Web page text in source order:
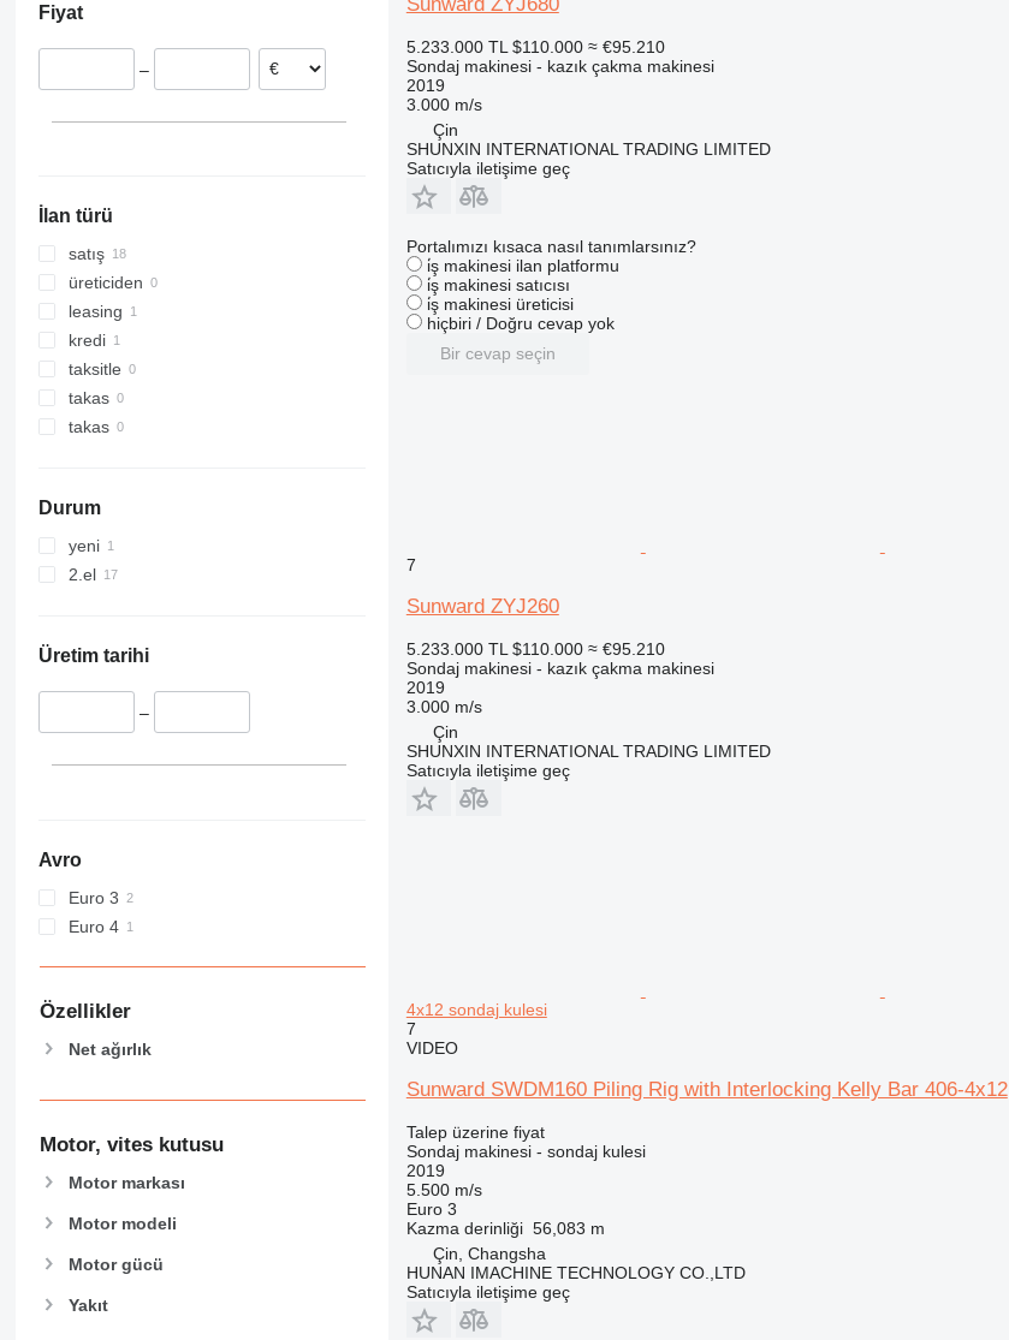
Fiyat
–
İlan türü
satış
üreticiden
leasing
kredi
taksitle
takas
takas
Durum
yeni
2.el
Üretim tarihi
–
Avro
Euro 3
Euro 4
Özellikler
Net ağırlık
Motor, vites kutusu
Motor markası
Motor modeli
Motor gücü
Yakıt
5.233.000 TL $110.000 ≈ €95.210
Sondaj makinesi - kazık çakma makinesi
2019
3.000 m/s
Çin
SHUNXIN INTERNATIONAL TRADING LIMITED
Satıcıyla iletişime geç
Portalımızı kısaca nasıl tanımlarsınız?
i̇ş makinesi ilan platformu
i̇ş makinesi satıcısı
i̇ş makinesi üreticisi
hiçbiri / Doğru cevap yok
Bir cevap seçin
7
Sunward ZYJ260
5.233.000 TL $110.000 ≈ €95.210
Sondaj makinesi - kazık çakma makinesi
2019
3.000 m/s
Çin
SHUNXIN INTERNATIONAL TRADING LIMITED
Satıcıyla iletişime geç
4x12 sondaj kulesi
7
VIDEO
Sunward SWDM160 Piling Rig with Interlocking Kelly Bar 406-4x12
Talep üzerine fiyat
Sondaj makinesi - sondaj kulesi
2019
5.500 m/s
Euro 3
Kazma derinliği 56,083 m
Çin, Changsha
HUNAN IMACHINE TECHNOLOGY CO.,LTD
Satıcıyla iletişime geç